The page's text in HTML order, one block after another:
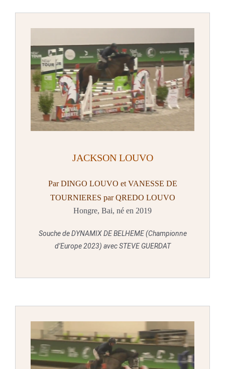
JACKSON LOUVO
Par DINGO LOUVO et VANESSE DE
TOURNIERES par QREDO LOUVO
Hongre, Bai, né en 2019
Souche de DYNAMIX DE BELHEME (Championne
d’Europe 2023) avec STEVE GUERDAT